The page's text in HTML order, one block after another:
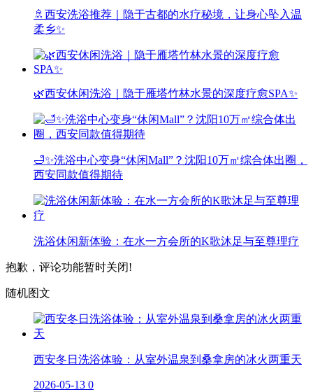
🚿西安洗浴推荐｜隐于古都的水疗秘境，让身心坠入温
柔乡✨
🌿西安休闲洗浴｜隐于雁塔竹林水景的深度疗愈SPA✨
🛁✨洗浴中心变身“休闲Mall”？沈阳10万㎡综合体出圈，
西安同款值得期待
洗浴休闲新体验：在水一方会所的K歌沐足与至尊理疗
抱歉，评论功能暂时关闭!
随机图文
西安冬日洗浴体验：从室外温泉到桑拿房的冰火两重天
2026-05-13 0